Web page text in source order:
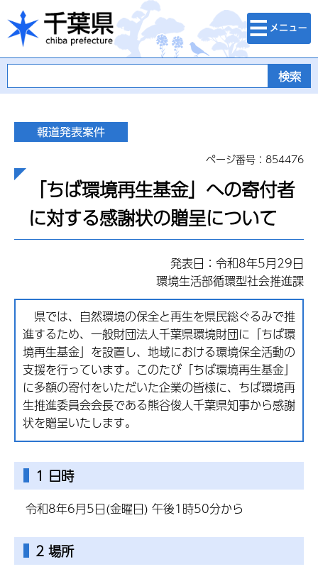
千葉県
検索・メニュ
ー
ページ番号：854476
「ちば環境再生基金」への寄付者
に対する感謝状の贈呈について
発表日：令和8年5月29日
環境生活部循環型社会推進課
県では、自然環境の保全と再生を県民総ぐるみで推
進するため、一般財団法人千葉県環境財団に「ちば環
境再生基金」を設置し、地域における環境保全活動の
支援を行っています。このたび「ちば環境再生基金」
に多額の寄付をいただいた企業の皆様に、ちば環境再
生推進委員会会長である熊谷俊人千葉県知事から感謝
状を贈呈いたします。
1 日時
令和8年6月5日(金曜日) 午後1時50分から
2 場所